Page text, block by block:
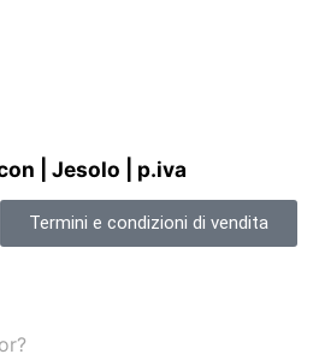
| Jesolo | p.iva
Termini e condizioni di vendita